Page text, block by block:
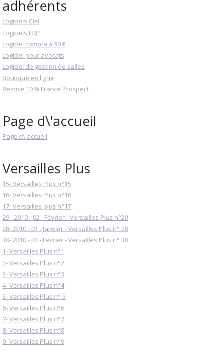
adhérents
Logiciels Ciel
Logiciels EBP
Logiciel compta à 90 €
Logiciel pour avocats
Logiciel de gestion de salles
Boutique en ligne
Remise 10 % France Prospect
Page d\'accueil
Page d\'accueil
Versailles Plus
15- Versailles Plus n°15
16- Versailles Plus n°16
17- Versailles plus n°17
29 - 2010 - 02 - Février - Versailles Plus n°29
28- 2010 - 01 - Janvier - Versailles Plus n° 28
30- 2010 - 03 - Février - Versailles Plus n° 30
1- Versailles Plus n°1
2- Versailles Plus n°2
3- Versailles Plus n°3
4- Versailles Plus n°4
5- Versailles Plus n° 5
6- Versailles Plus n°6
7- Versailles Plus n°7
8- Versailles Plus n°8
9- Versailles Plus n°9